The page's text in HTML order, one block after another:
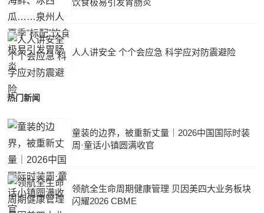
饮食极易引发胃肠炎
人人讲安全 个个会应急 科学应对防震避险
热门新闻
童装的边界，被重新丈量｜2026中国国际时装
周·童话小镇圆满收官
领航全生命周期健康管理 贝因美四大业务板块
闪耀2026 CBME